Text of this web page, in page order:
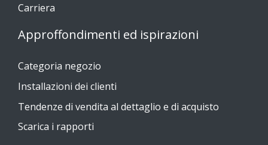
Carriera
Approffondimenti ed ispirazioni
Categoria negozio
Installazioni dei clienti
Tendenze di vendita al dettaglio e di acquisto
Scarica i rapporti